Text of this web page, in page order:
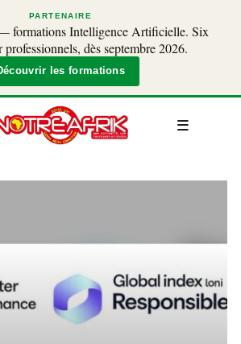
PARTENAIRE
formations Intelligence Artificielle. Six
dès septembre 2026.
les formations